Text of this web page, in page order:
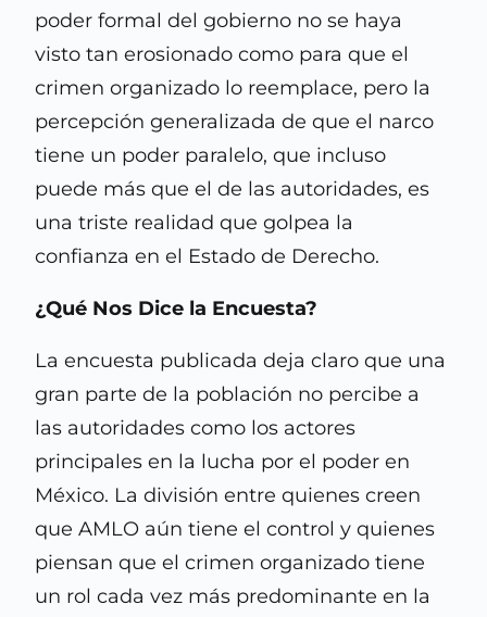
poder formal del gobierno no se haya
visto tan erosionado como para que el
crimen organizado lo reemplace, pero la
percepción generalizada de que el narco
tiene un poder paralelo, que incluso
puede más que el de las autoridades, es
una triste realidad que golpea la
confianza en el Estado de Derecho.
¿Qué Nos Dice la Encuesta?
La encuesta publicada deja claro que una
gran parte de la población no percibe a
las autoridades como los actores
principales en la lucha por el poder en
México. La división entre quienes creen
que AMLO aún tiene el control y quienes
piensan que el crimen organizado tiene
un rol cada vez más predominante en la